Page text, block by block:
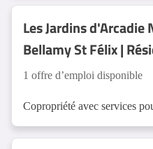
Les Jardins d'Arcadie
Bellamy St Félix |
1 offre d’emploi disponible
Copropriété avec services